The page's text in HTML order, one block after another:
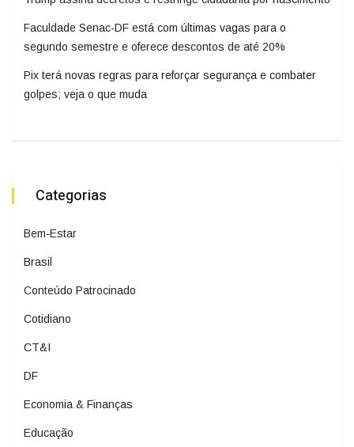
Faculdade Senac-DF está com últimas vagas para o
segundo semestre e oferece descontos de até 20%
Pix terá novas regras para reforçar segurança e combater
golpes; veja o que muda
Categorias
Bem-Estar
Brasil
Conteúdo Patrocinado
Cotidiano
CT&I
DF
Economia & Finanças
Educação